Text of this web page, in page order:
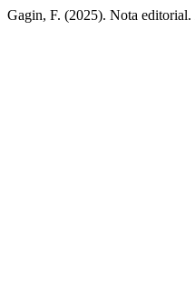
Gagin, F. (2025). Nota editorial.